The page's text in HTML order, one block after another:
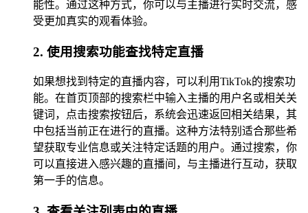
能性。通过这种方式，你可以与主播进行实时交流，感
受更加真实的观看体验。
2. 使用搜索功能查找特定直播
如果想找到特定的直播内容，可以利用TikTok的搜索功
能。在首页顶部的搜索栏中输入主播的用户名或相关关
键词，点击搜索按钮后，系统会迅速返回相关结果，其
中包括当前正在进行的直播。这种方法特别适合那些希
望获取专业信息或关注特定话题的用户。通过搜索，你
可以直接进入感兴趣的直播间，与主播进行互动，获取
第一手的信息。